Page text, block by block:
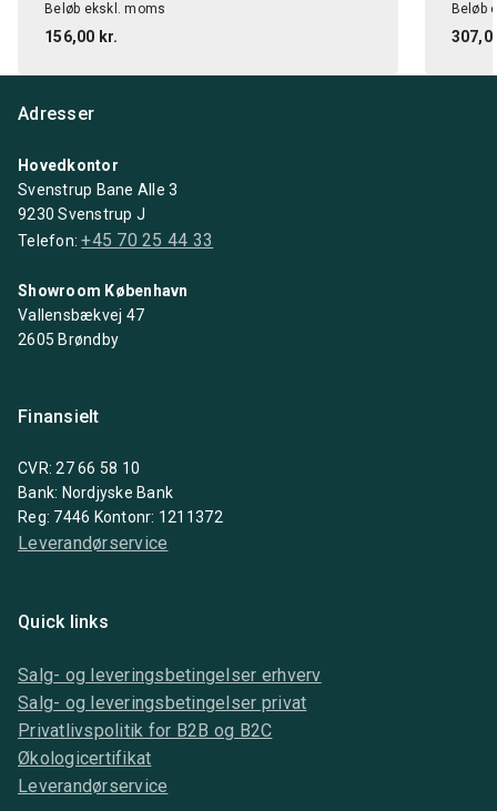
Beløb ekskl. moms
156,00 kr.
Beløb
Adresser
Hovedkontor
Svenstrup Bane Alle 3
9230 Svenstrup J
Telefon:+45 70 25 44 33
Showroom København
Vallensbækvej 47
2605 Brøndby
Finansielt
CVR: 27 66 58 10
Bank: Nordjyske Bank
Reg: 7446 Kontonr: 1211372
Leverandørservice
Quick links
Salg- og leveringsbetingelser erhverv
Salg- og leveringsbetingelser privat
Privatlivspolitik for B2B og B2C
Økologicertifikat
Leverandørservice